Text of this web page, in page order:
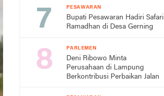
PESAWARAN
Bupati Pesawaran Hadiri Safari
Ramadhan di Desa Gerning
PARLEMEN
Deni Ribowo Minta
Perusahaan di Lampung
Berkontribusi Perbaikan Jalan